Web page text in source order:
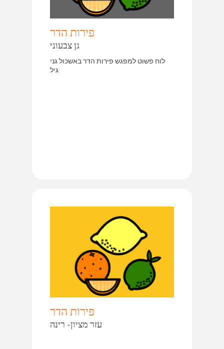
פירות הדר
גן צבעוני
לוח פשוט למפגש פירות הדר באשכול גני
גיל
פירות הדר
עזר מציון- רינה